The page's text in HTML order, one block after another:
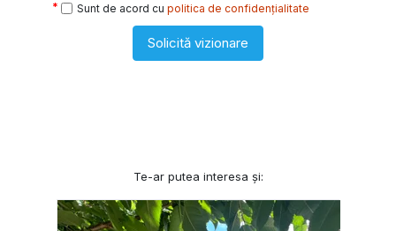
Sunt de acord cu politica de confidențialitate
Solicită vizionare
Te-ar putea interesa și: